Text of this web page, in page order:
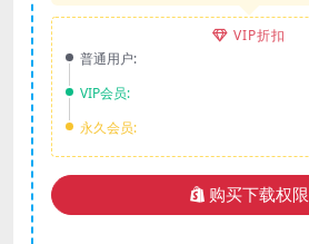
VIP折扣
普通用户:
VIP会员:
永久会员:
购买下载权限